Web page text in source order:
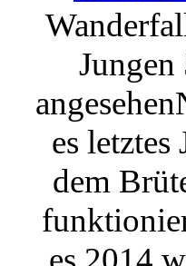
Jungen
angesehen
es letztes
dem